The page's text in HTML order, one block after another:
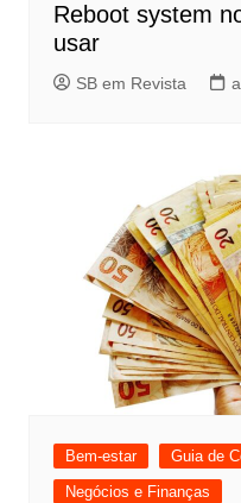
Reboot system
usar
SB em Revista
Bem-estar
Guia de
Negócios e Finanças